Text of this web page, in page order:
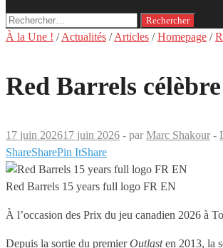
Rechercher :
À la Une ! /Actualités /Articles /Homepage /
Red Barrels
17 juin 202617 juin 2026 - par Marc Shakour -
ShareSharePin ItShare
Red Barrels 15 years full logo FR EN
À l’occasion des Prix du jeu canadien 2026 à
Depuis la sortie du premierOutlasten 2013, la